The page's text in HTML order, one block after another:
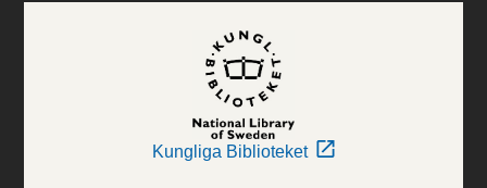
Kungliga Biblioteket